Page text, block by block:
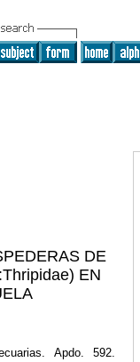
DE
EN
Apdo. 592.